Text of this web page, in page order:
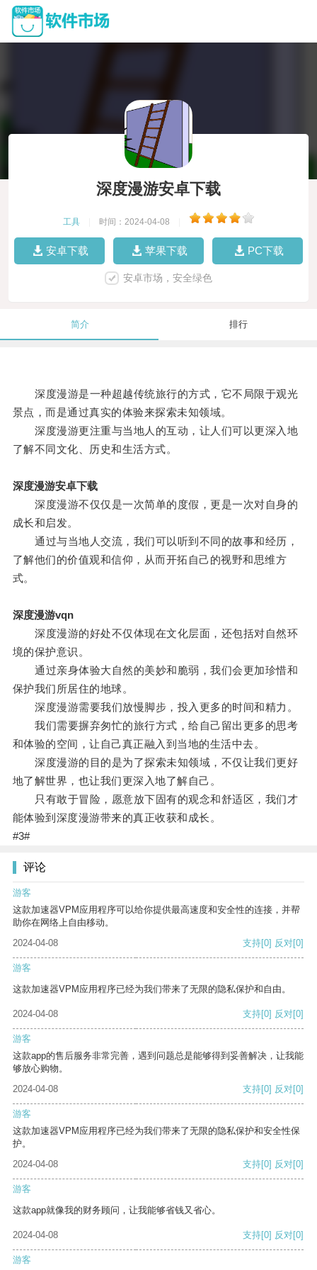
深度漫游安卓下载
工具 时间：2024-04-08
安卓下载 苹果下载 PC下载
安卓市场，安全绿色
简介 排行
深度漫游是一种超越传统旅行的方式，它不局限于观光
景点，而是通过真实的体验来探索未知领域。
深度漫游更注重与当地人的互动，让人们可以更深入地
了解不同文化、历史和生活方式。
深度漫游安卓下载
深度漫游不仅仅是一次简单的度假，更是一次对自身的
成长和启发。
通过与当地人交流，我们可以听到不同的故事和经历，
了解他们的价值观和信仰，从而开拓自己的视野和思维方
式。
深度漫游vqn
深度漫游的好处不仅体现在文化层面，还包括对自然环
境的保护意识。
通过亲身体验大自然的美妙和脆弱，我们会更加珍惜和
保护我们所居住的地球。
深度漫游需要我们放慢脚步，投入更多的时间和精力。
我们需要摒弃匆忙的旅行方式，给自己留出更多的思考
和体验的空间，让自己真正融入到当地的生活中去。
深度漫游的目的是为了探索未知领域，不仅让我们更好
地了解世界，也让我们更深入地了解自己。
只有敢于冒险，愿意放下固有的观念和舒适区，我们才
能体验到深度漫游带来的真正收获和成长。
#3#
评论
游客
这款加速器VPM应用程序可以给你提供最高速度和安全性的连接，并帮
助你在网络上自由移动。
2024-04-08
支持[0] 反对[0]
游客
这款加速器VPM应用程序已经为我们带来了无限的隐私保护和自由。
2024-04-08 支持[0] 反对[0]
游客
这款app的售后服务非常完善，遇到问题总是能够得到妥善解决，让我能
够放心购物。
2024-04-08
支持[0] 反对[0]
游客
这款加速器VPM应用程序已经为我们带来了无限的隐私保护和安全性保
护。
2024-04-08
支持[0] 反对[0]
游客
这款app就像我的财务顾问，让我能够省钱又省心。
2024-04-08 支持[0] 反对[0]
游客